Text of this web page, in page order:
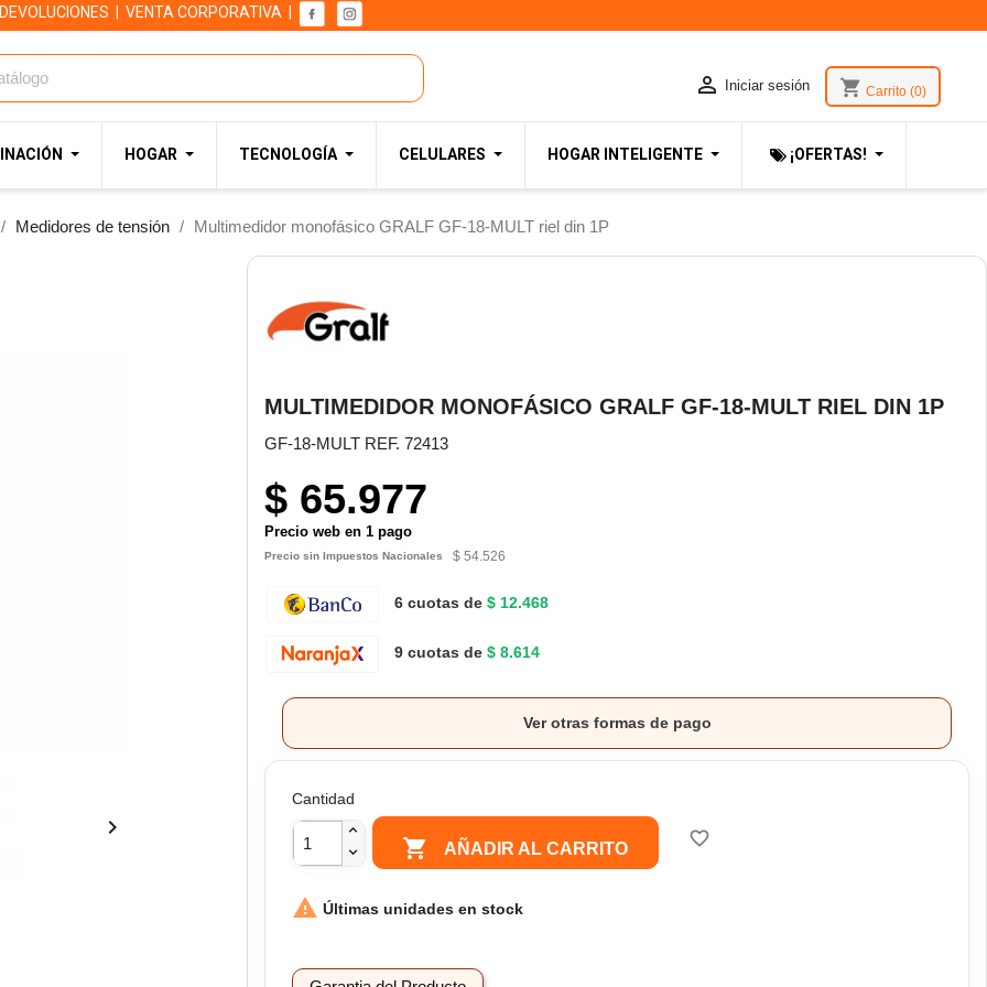
VENTA CORPORATIVA
 Iniciar sesión shopping_cart Carrito (0)
HOGAR TECNOLOGÍA CELULARES HOGAR INTELIGENTE ¡OFERTAS!
Medidores de tensión Multimedidor monofásico GRALF GF-18-MULT riel din 1P

MULTIMEDIDOR MONOFÁSICO GRALF GF-18-MULT RIEL DIN 1P
GF-18-MULT REF. 72413
$ 65.977
Precio web en 1 pago
Precio sin Impuestos Nacionales $ 54.526
6 cuotas de $ 12.468
9 cuotas de $ 8.614
Ver otras formas de pago
Cantidad
 AÑADIR AL CARRITO favorite_border
 Últimas unidades en stock